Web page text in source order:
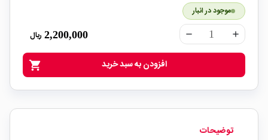
موجود در انبار
remove add
2,200,000 ریال
shopping_cart افزودن به سبد خرید
توضیحات